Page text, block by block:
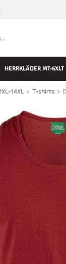
HERRKLÄDER MT-6XLT
14XL T-shirts